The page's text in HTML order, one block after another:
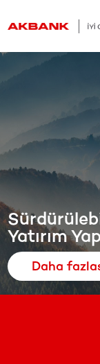
Yatırım
Daha